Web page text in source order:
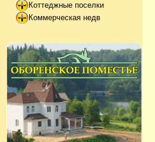
Коттеджные поселки
Коммерческая недв